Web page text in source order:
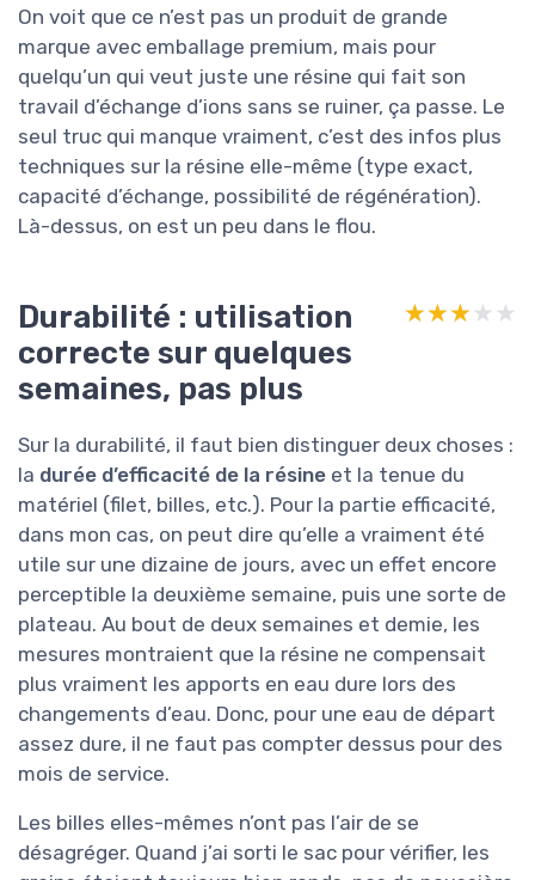
On voit que ce n’est pas un produit de grande
marque avec emballage premium, mais pour
quelqu’un qui veut juste une résine qui fait son
travail d’échange d’ions sans se ruiner, ça passe. Le
seul truc qui manque vraiment, c’est des infos plus
techniques sur la résine elle-même (type exact,
capacité d’échange, possibilité de régénération).
Là-dessus, on est un peu dans le flou.
Durabilité : utilisation
correcte sur quelques
semaines, pas plus
★★★★★
★★★★★
Sur la durabilité, il faut bien distinguer deux choses :
la durée d’efficacité de la résine et la tenue du
matériel (filet, billes, etc.). Pour la partie efficacité,
dans mon cas, on peut dire qu’elle a vraiment été
utile sur une dizaine de jours, avec un effet encore
perceptible la deuxième semaine, puis une sorte de
plateau. Au bout de deux semaines et demie, les
mesures montraient que la résine ne compensait
plus vraiment les apports en eau dure lors des
changements d’eau. Donc, pour une eau de départ
assez dure, il ne faut pas compter dessus pour des
mois de service.
Les billes elles-mêmes n’ont pas l’air de se
désagréger. Quand j’ai sorti le sac pour vérifier, les